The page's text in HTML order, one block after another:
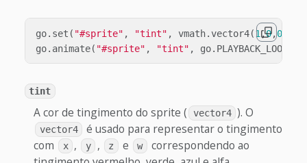
go. set ( "#sprite" , "tint" , vmath.vector4(1,0,0
go. animate( "#sprite" , "tint" , go.
tint
A cor de tingimento do sprite ( vector4 ). O
vector4
é usado para representar o tingimento
com
x , y , z e w
correspondendo ao